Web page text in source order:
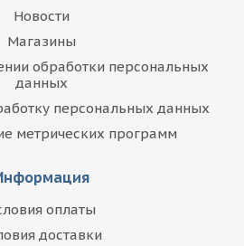
Новости
Магазины
обработки персональных
данных
персональных данных
метрических программ
оплаты
доставки